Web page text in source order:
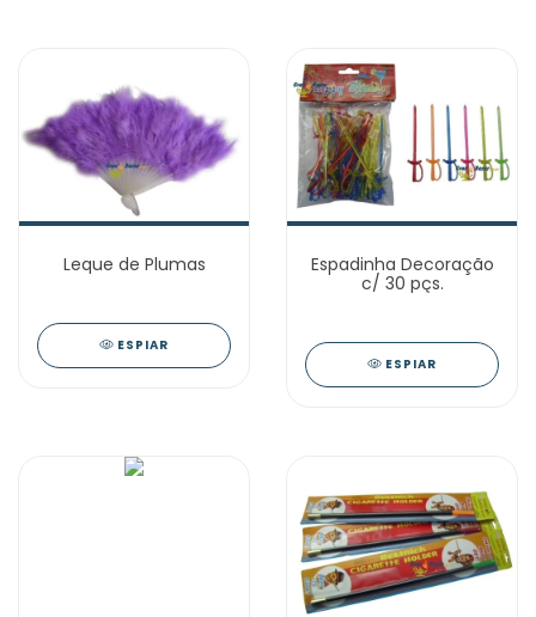
Leque de Plumas
ESPIAR
Espadinha Decoração
c/ 30 pçs.
ESPIAR